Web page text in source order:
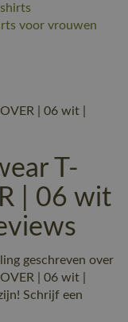
voor vrouwen
| 06 wit |
T-
| 06 wit
geschreven over
| 06 wit |
Schrijf een